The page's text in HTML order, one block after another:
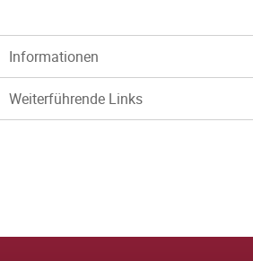
Informationen
Weiterführende Links